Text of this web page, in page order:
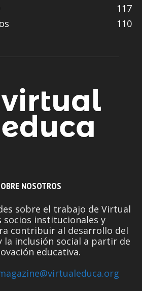
117
110
NOSOTROS
sobre el trabajo de Virtual
socios institucionales y
contribuir al desarrollo del
la inclusión social a partir de
educativa.